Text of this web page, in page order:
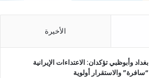
الأخيرة
بغداد وأبوظبي تؤكدان: الاعتداءات الإيرانية
“سافرة” والاستقرار أولوية